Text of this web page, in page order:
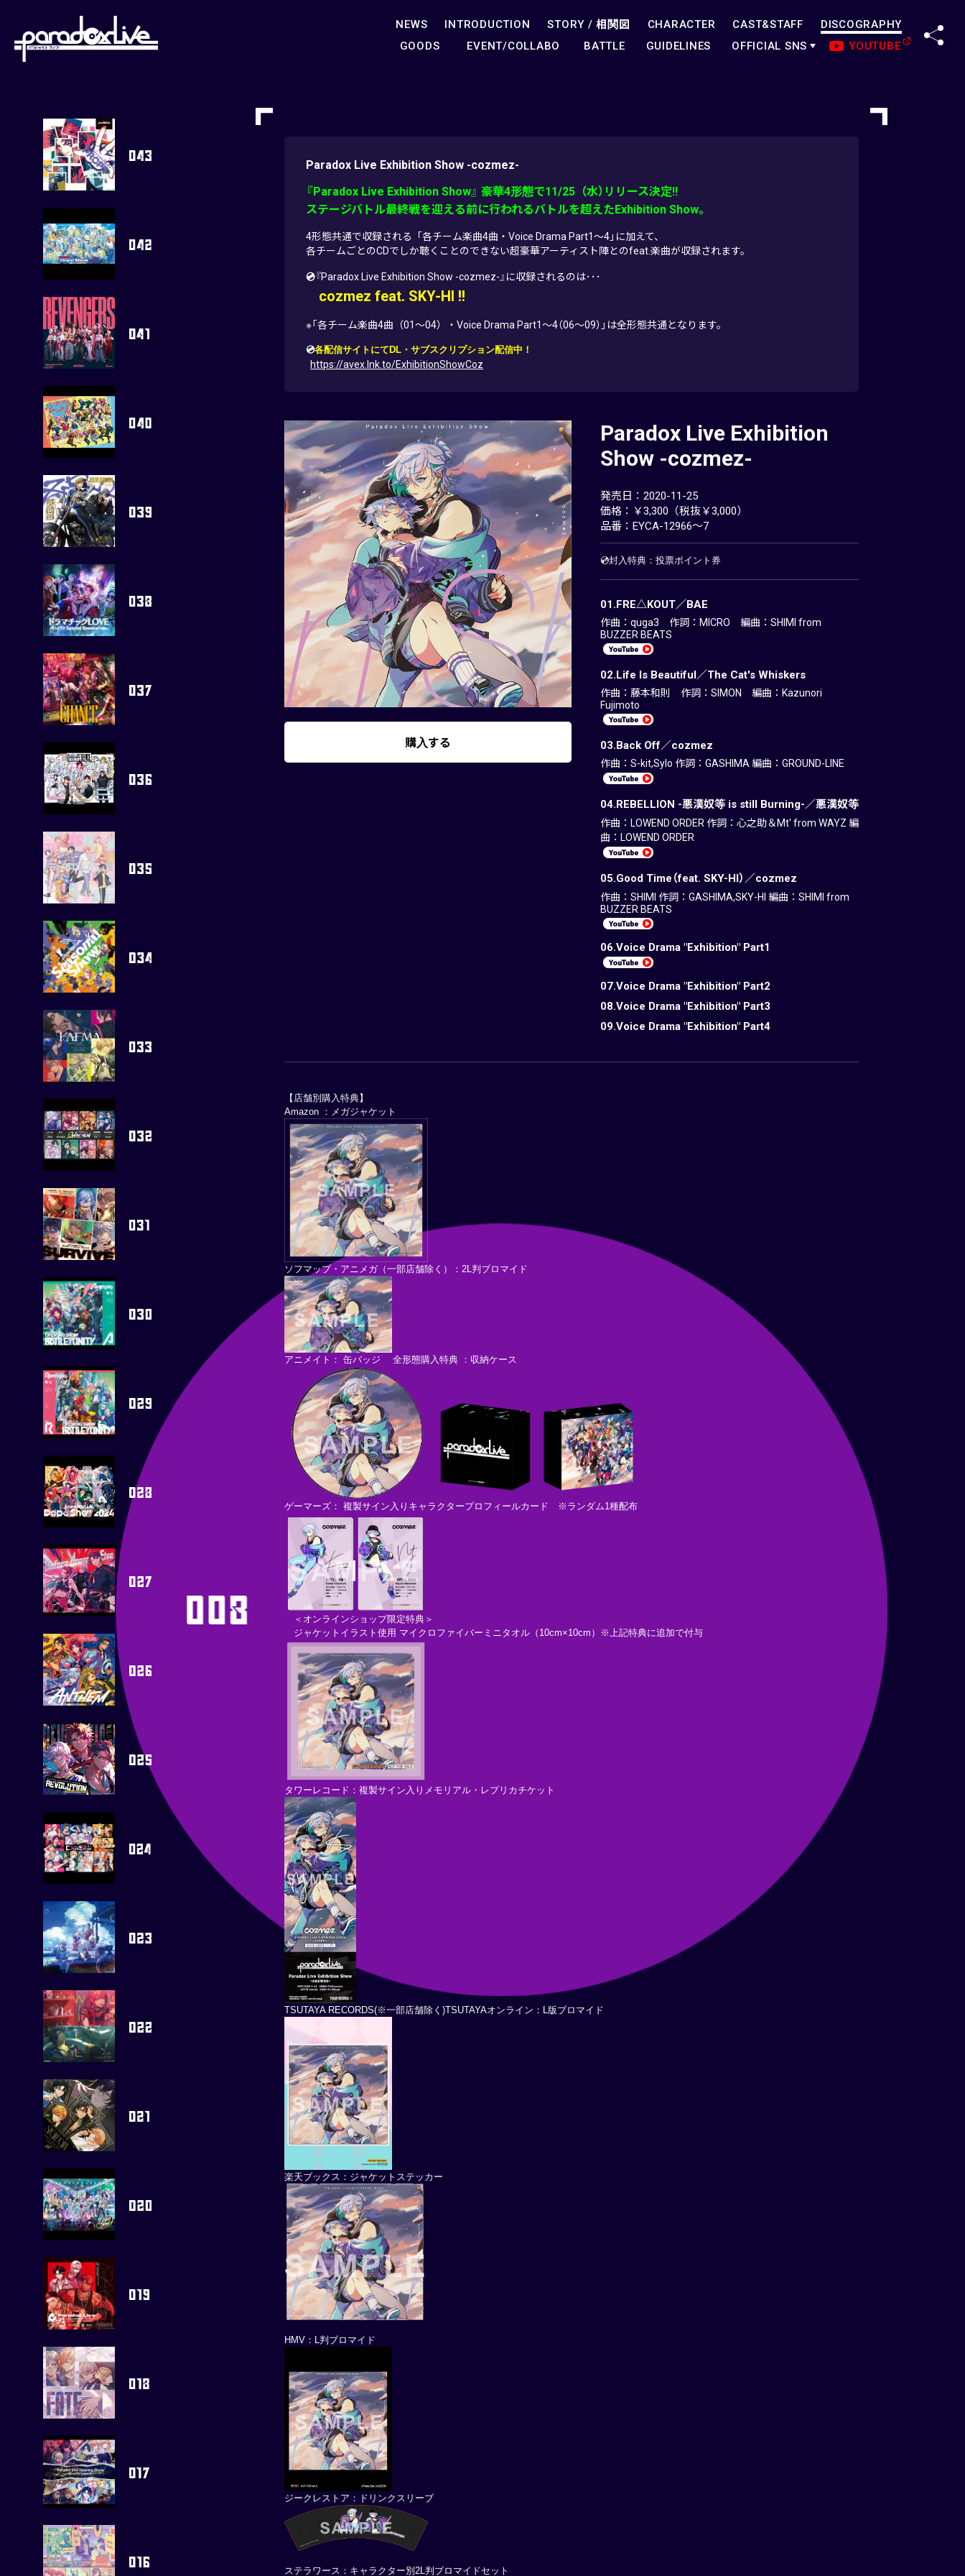
NEWS INTRODUCTION STORY /相関図 CHARACTER CAST&STAFF
DISCOGRAPHY
GOODS
EVENT/COLLABO BATTLE GUIDELINES OFFICIAL SNS YOUTUBE
Paradox Live Exhibition Show -cozmez-
『Paradox Live Exhibition Show』 豪華4形態で11/25（水）リリース決定!!
ステージバトル最終戦を迎える前に行われるバトルを超えたExhibition Show。
4形態共通で収録される「各チーム楽曲4曲・Voice Drama Part1～4」に加えて、
各チームごとのCDでしか聴くことのできない超豪華アーティスト陣とのfeat.楽曲が収録されます。
💿『Paradox Live Exhibition Show -cozmez-』に収録されるのは･･･
cozmez feat. SKY-HI !!
※「各チーム楽曲4曲（01～04）・Voice Drama Part1～4（06～09）」は全形態共通となります。
💿各配信サイトにてDL・サブスクリプション配信中！
https://avex.lnk.to/ExhibitionShowCoz
購入する
Paradox Live Exhibition
Show -cozmez-
発売日：2020-11-25
価格：￥3,300（税抜￥3,000）
品番：EYCA-12966～7
💿封入特典：投票ポイント券
01.FRE△KOUT／BAE
作曲：quga3 作詞：MICRO 編曲：SHIMI from
BUZZER BEATS
02.Life Is Beautiful／The Cat's Whiskers
作曲：藤本和則 作詞：SIMON 編曲：Kazunori
Fujimoto
03.Back Off／cozmez
作曲：S-kit,Sylo 作詞：GASHIMA 編曲：GROUND-LINE
04.REBELLION -悪漢奴等 is still Burning-／悪漢奴等
作曲：LOWEND ORDER 作詞：心之助＆Mt' from WAYZ 編
曲：LOWEND ORDER
05.Good Time（feat. SKY-HI）／cozmez
作曲：SHIMI 作詞：GASHIMA,SKY-HI 編曲：SHIMI from
BUZZER BEATS
06.Voice Drama "Exhibition" Part1
07.Voice Drama "Exhibition" Part2
08.Voice Drama "Exhibition" Part3
09.Voice Drama "Exhibition" Part4
【店舗別購入特典】
Amazon ：メガジャケット
ソフマップ・アニメガ（一部店舗除く）：2L判ブロマイド
アニメイト： 缶バッジ 全形態購入特典 ：収納ケース
ゲーマーズ： 複製サイン入りキャラクタープロフィールカード ※ランダム1種配布
＜オンラインショップ限定特典＞
ジャケットイラスト使用 マイクロファイバーミニタオル（10cm×10cm）※上記特典に追加で付与
タワーレコード：複製サイン入りメモリアル・レプリカチケット
TSUTAYA RECORDS(※一部店舗除く)TSUTAYAオンライン：L版ブロマイド
楽天ブックス：ジャケットステッカー
HMV：L判ブロマイド
ジークレストア：ドリンクスリーブ
ステラワース：キャラクター別2L判ブロマイドセット